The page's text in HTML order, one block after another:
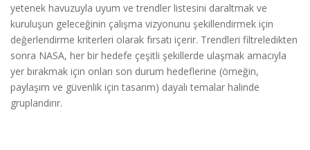
yetenek havuzuyla uyum ve trendler listesini daraltmak ve
kuruluşun geleceğinin çalışma vizyonunu şekillendirmek için
değerlendirme kriterleri olarak fırsatı içerir. Trendleri filtreledikten
sonra NASA, her bir hedefe çeşitli şekillerde ulaşmak amacıyla
yer bırakmak için onları son durum hedeflerine (örneğin,
paylaşım ve güvenlik için tasarım) dayalı temalar halinde
gruplandırır.